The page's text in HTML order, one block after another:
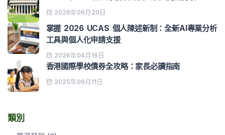
2026年06月20日
掌握 2026 UCAS 個人陳述新制：全新AI專業分析
工具與個人化申請支援
2026年04月16日
香港國際學校債券全攻略：家長必讀指南
2025年09月11日
類別